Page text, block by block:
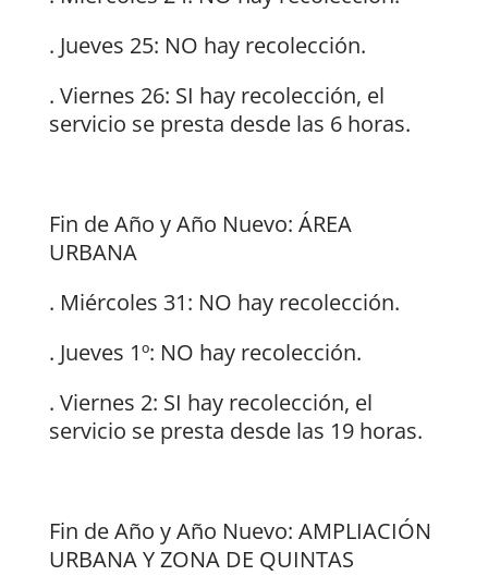
. Jueves 25: NO hay recolección.
. Viernes 26: SI hay recolección, el
servicio se presta desde las 6 horas.
Fin de Año y Año Nuevo: ÁREA
URBANA
. Miércoles 31: NO hay recolección.
. Jueves 1º: NO hay recolección.
. Viernes 2: SI hay recolección, el
servicio se presta desde las 19 horas.
Fin de Año y Año Nuevo: AMPLIACIÓN
URBANA Y ZONA DE QUINTAS